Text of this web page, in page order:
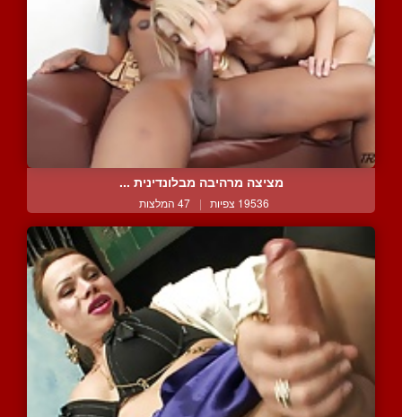
מציצה מרהיבה מבלונדינית ...
19536 צפיות | 47 המלצות